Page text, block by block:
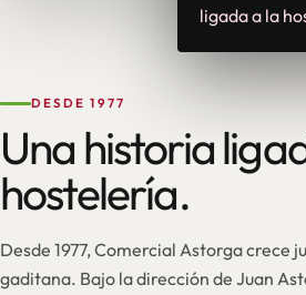
ligada a la
DESDE 1977
Una historia
hostelería.
Desde 1977, Comercial Astorga crece
gaditana. Bajo la dirección de Juan